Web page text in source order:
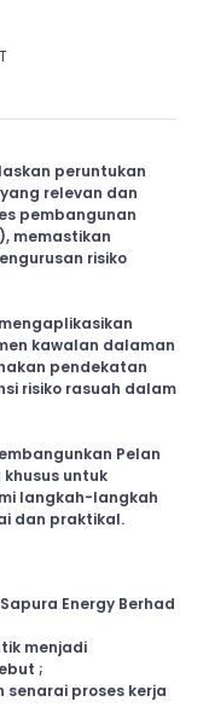
peruntukan
relevan dan
pembangunan
memastikan
risiko
kawalan dalaman
pendekatan
risiko rasuah dalam
Pelan
khusus untuk
langkah-langkah
dan praktikal.
Energy Berhad
menjadi
;
senarai proses kerja